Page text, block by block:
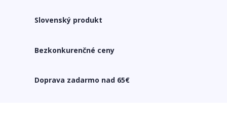
Slovenský produkt
Bezkonkurenčné ceny
Doprava zadarmo nad 65€